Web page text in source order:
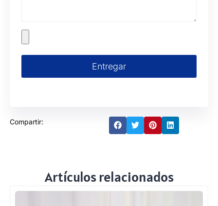
Entregar
Compartir:
Artículos relacionados